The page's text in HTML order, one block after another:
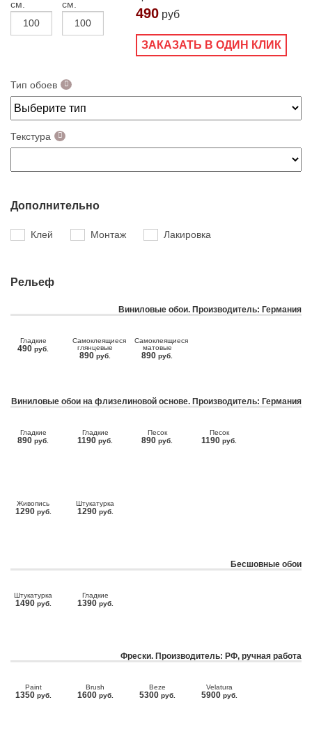
см.
см.
490 руб
ЗАКАЗАТЬ В ОДИН КЛИК
Тип обоев
Текстура
Дополнительно
Клей Монтаж Лакировка
Рельеф
Виниловые обои. Производитель: Германия
Гладкие
490 руб.
Самоклеящиеся
глянцевые
890 руб.
Самоклеящиеся
матовые
890 руб.
Виниловые обои на флизелиновой основе. Производитель: Германия
Гладкие
890 руб.
Гладкие
1190 руб.
Песок
890 руб.
Песок
1190 руб.
Живопись
1290 руб.
Штукатурка
1290 руб.
Бесшовные обои
Штукатурка
1490 руб.
Гладкие
1390 руб.
Фрески. Производитель: РФ, ручная работа
Paint
1350 руб.
Brush
1600 руб.
Beze
5300 руб.
Velatura
5900 руб.